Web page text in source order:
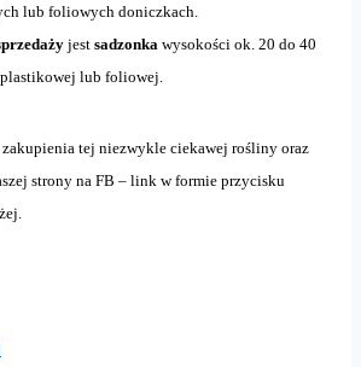
lub foliowych doniczkach.
jest sadzonka wysokości ok. 20 do 40
lub foliowej.
zakupienia tej niezwykle ciekawej rośliny oraz
strony na FB – link w formie przycisku